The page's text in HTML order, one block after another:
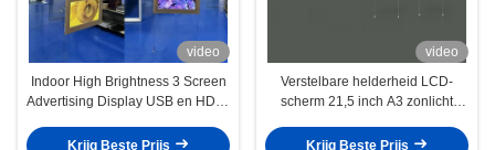
video
Indoor High Brightness 3 Screen
Advertising Display USB en HDMI
vernieuwingssnelheid
Krijg Beste Prijs
video
Verstelbare helderheid LCD-
scherm 21,5 inch A3 zonlicht
voor beter zicht
Krijg Beste Prijs